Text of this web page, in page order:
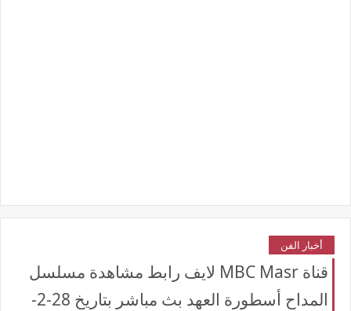
أخبار الفن
قناة MBC Masr لايف رابط مشاهدة مسلسل
المداح أسطورة العهد بث مباشر بتاريخ 28-2-